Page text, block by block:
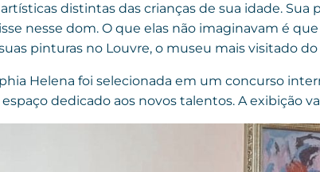
distintas das crianças de sua idade.
nesse dom. O que elas não imaginavam é
pinturas no Louvre, o museu mais visitado
Helena foi selecionada em um concurso
dedicado aos novos talentos. A exibição